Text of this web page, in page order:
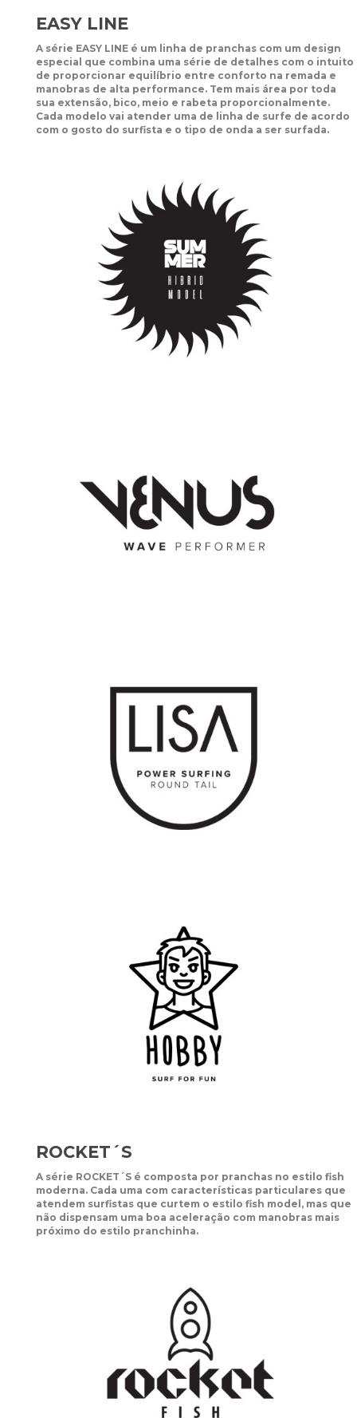
EASY LINE
A série EASY LINE é um linha de pranchas com um design
especial que combina uma série de detalhes com o intuito
de proporcionar equilíbrio entre conforto na remada e
manobras de alta performance. Tem mais área por toda
sua extensão, bico, meio e rabeta proporcionalmente.
Cada modelo vai atender uma de linha de surfe de acordo
com o gosto do surfista e o tipo de onda a ser surfada.
ROCKET´S
A série ROCKET´S é composta por pranchas no estilo fish
moderna. Cada uma com características particulares que
atendem surfistas que curtem o estilo fish model, mas que
não dispensam uma boa aceleração com manobras mais
próximo do estilo pranchinha.